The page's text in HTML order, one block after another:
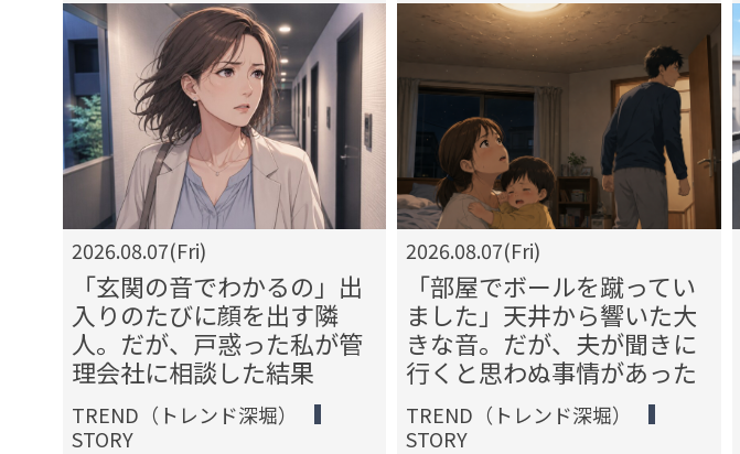
2026.08.07(Fri)
「玄関の音でわかるの」出
入りのたびに顔を出す隣
人。だが、戸惑った私が管
理会社に相談した結果
TREND（トレンド深堀）
STORY
2026.08.07(Fri)
「部屋でボールを蹴ってい
ました」天井から響いた大
きな音。だが、夫が聞きに
行くと思わぬ事情があった
TREND（トレンド深堀）
STORY